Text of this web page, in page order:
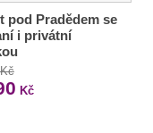
pod Pradědem se
i privátní
Kč